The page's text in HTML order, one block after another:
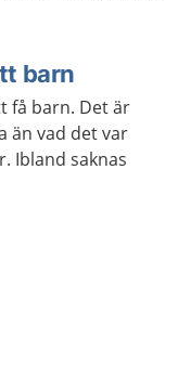
barn
få barn. Det är
än vad det var
Ibland saknas